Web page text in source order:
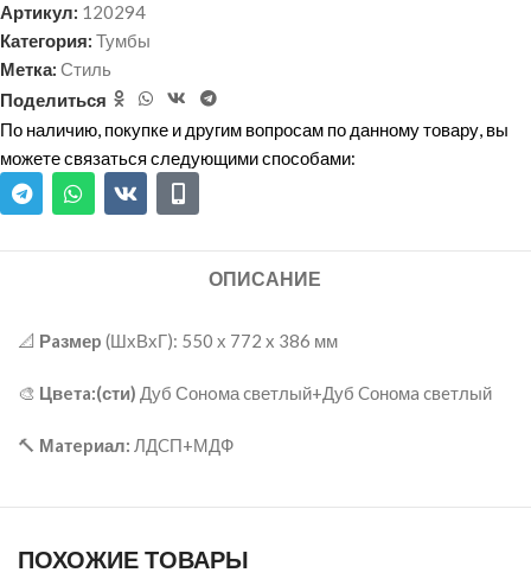
Артикул: 120294
Категория: Тумбы
Метка: Стиль
Поделиться
По наличию, покупке и другим вопросам по данному товару, вы
можете связаться следующими способами:
ОПИСАНИЕ
📐 Рaзмеp (ШхВхГ): 550 х 772 x 386 мм
🎨 Цвeтa:(сти) Дуб Сонoма cветлый+Дуб Cономa cвeтлый
🔨 Мaтepиал: ЛДCП+МДФ
ПОХОЖИЕ ТОВАРЫ